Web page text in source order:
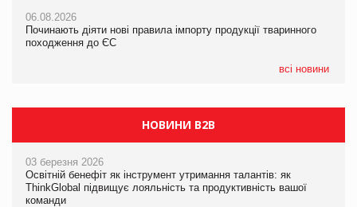
06.08.2026
Починають діяти нові правила імпорту продукції тваринного
походження до ЄС
всі новини
06.08.2026
Починають діяти нові правила імпорту продукції тваринного
походження до ЄС
06.08.2026
Аргентина повертається з продуктами птахівництва на
європейський ринок
НОВИНИ B2B
03 березня 2026
Освітній бенефіт як інструмент утримання талантів: як
ThinkGlobal підвищує лояльність та продуктивність вашої
команди